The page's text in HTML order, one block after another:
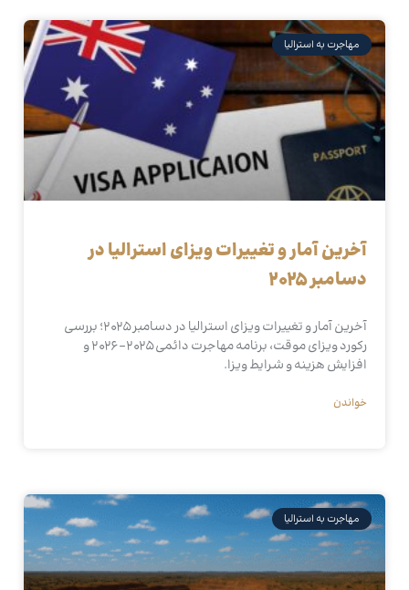
مهاجرت به استرالیا
آخرین آمار و تغییرات ویزای استرالیا در
دسامبر ۲۰۲۵
آخرین آمار و تغییرات ویزای استرالیا در دسامبر ۲۰۲۵؛ بررسی
رکورد ویزای موقت، برنامه مهاجرت دائمی ۲۰۲۵–۲۰۲۶ و
افزایش هزینه و شرایط ویزا.
خواندن
مهاجرت به استرالیا